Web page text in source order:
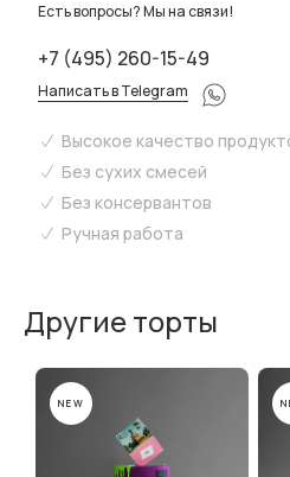
Есть вопросы? Мы на связи!
+7 (495) 260-15-49
Написать в Telegram
Высокое качество
Без сухих смесей
Без консервантов
Ручная работа
Другие торты
NEW